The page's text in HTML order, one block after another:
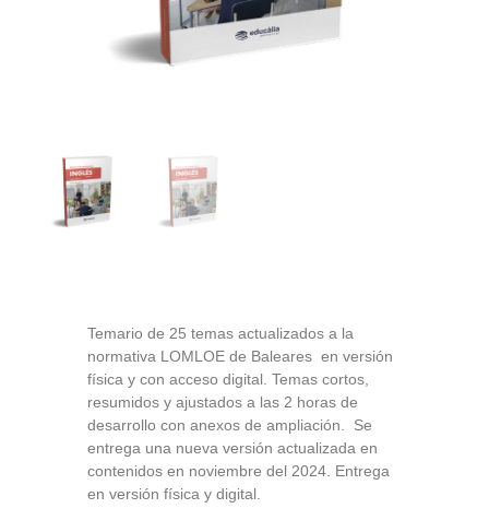
Temario de 25 temas actualizados a la
normativa LOMLOE de Baleares en versión
física y con acceso digital. Temas cortos,
resumidos y ajustados a las 2 horas de
desarrollo con anexos de ampliación. Se
entrega una nueva versión actualizada en
contenidos en noviembre del 2024. Entrega
en versión física y digital.